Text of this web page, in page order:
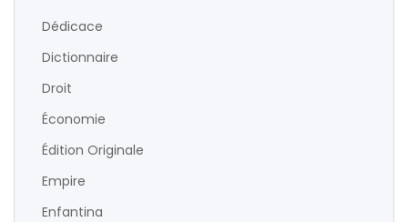
Dédicace
Dictionnaire
Droit
Économie
Édition Originale
Empire
Enfantina